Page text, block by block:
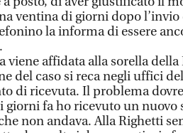
ventina di giorni dopo
la informa di essere
viene affidata alla sorella
del caso si reca negli uffici
di ricevuta. Il problema
giorni fa ho ricevuto un nuovo
non andava. Alla Righetti